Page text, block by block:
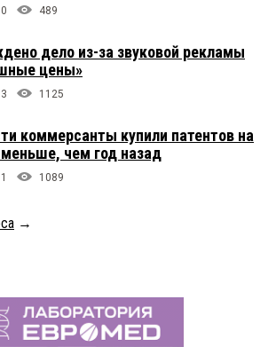
0 489
дело из-за звуковой рекламы
цены»
3 1125
коммерсанты купили патентов на
чем год назад
1 1089
→